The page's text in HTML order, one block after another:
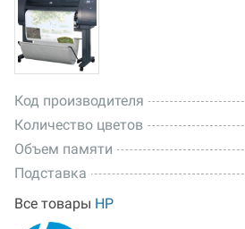
Код производителя
Количество цветов
Объем памяти
Подставка
Все товары HP